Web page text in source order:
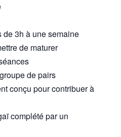
de 3h à une semaine
de maturer
de pairs
conçu pour contribuer à
complété par un